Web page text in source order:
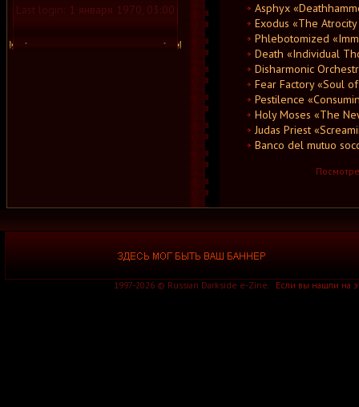
Last login: 1 января 1970, 03:00
Asphyx
Exodus «The
Phlebotomized
Death «Individual
Disharmonic
Fear Factory «Soul
Pestilence
Holy Moses «The
Judas Priest
Banco del mutuo
1997-2026 © Russian Darkside e-Zine. Если вы нашли на